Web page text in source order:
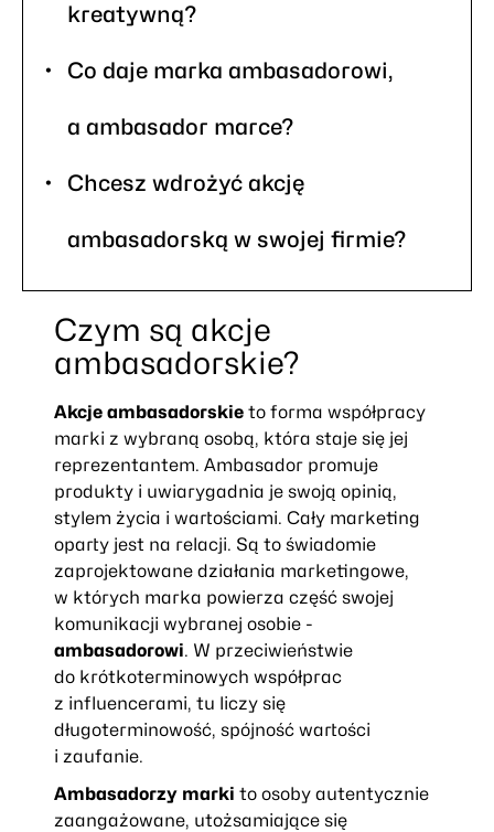
kreatywną?
Co daje marka ambasadorowi,
a ambasador marce?
Chcesz wdrożyć akcję
ambasadorską w swojej firmie?
Czym są akcje
ambasadorskie?
Akcje ambasadorskieto forma współpracy
marki z wybraną osobą, która staje się jej
reprezentantem. Ambasador promuje
produkty i uwiarygadnia je swoją opinią,
stylem życia i wartościami. Cały marketing
oparty jest na relacji. Są to świadomie
zaprojektowane działania marketingowe,
w których marka powierza część swojej
komunikacji wybranej osobie -
ambasadorowi. W przeciwieństwie
do krótkoterminowych współprac
z influencerami, tu liczy się
długoterminowość, spójność wartości
i zaufanie.
Ambasadorzy marki to osoby autentycznie
zaangażowane, utożsamiające się